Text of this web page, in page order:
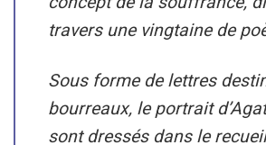
travers une vingtaine de
Sous forme de lettres
bourreaux, le portrait
sont dressés dans le